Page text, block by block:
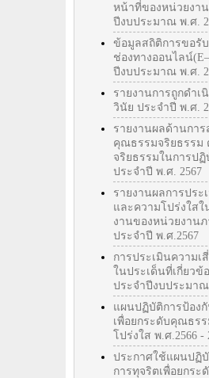
หน้าที่ของหน่วยงา
ปีงบประมาณ พ.ศ.
ข้อมูลสถิติการขอรั
ช่องทางออนไลน์
ปีงบประมาณ พ.ศ.
รายงานการถูกดำเ
วินัย ประจำปี พ.ศ.
รายงานผลด้านการ
คุณธรรมจริยธรรม
จริยธรรมในการปฏิ
ประจำปี พ.ศ. 2567
รายงานผลการปร
และความโปร่งใสใ
งานของหน่วยงานภ
ประจำปี พ.ศ.2567
การประเมินความเ
ในประเด็นที่เกี่ยวข้
ประจำปีงบประมาณ
แผนปฏิบัติการป้อง
เพื่อยกระดับคุณธร
โปร่งใส พ.ศ.2566 -
ประกาศใช้แผนปฏิ
การทุจริตเพื่อยกร